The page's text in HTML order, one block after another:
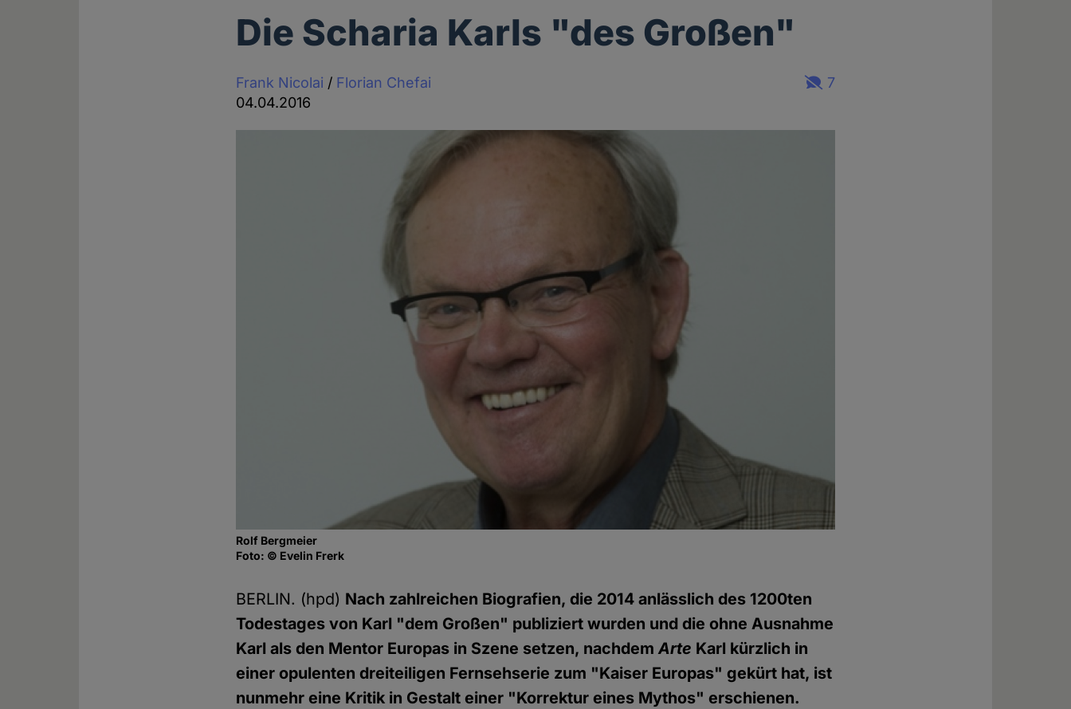
Die Scharia Karls "des Großen"
Frank Nicolai / Florian Chefai
04.04.2016
7
Rolf Bergmeier
Foto: © Evelin Frerk
BERLIN. (hpd) Nach zahlreichen Biografien, die 2014 anlässlich des 1200ten
Todestages von Karl "dem Großen" publiziert wurden und die ohne Ausnahme
Karl als den Mentor Europas in Szene setzen, nachdemArte Karl kürzlich in
einer opulenten dreiteiligen Fernsehserie zum "Kaiser Europas" gekürt hat, ist
nunmehr eine Kritik in Gestalt einer "Korrektur eines Mythos" erschienen.